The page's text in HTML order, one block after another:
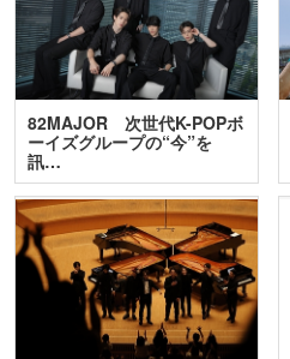
82MAJOR 次世代K-POPボ
ーイズグループの“今”を
訊…